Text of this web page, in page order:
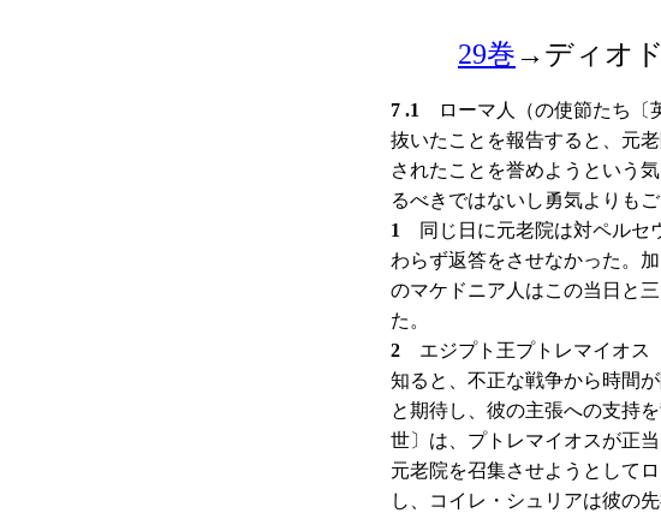
29巻→ディオ
7 .1
ローマ人（の使節たち〔
抜いたことを報告すると、元
されたことを誉めようという
るべきではないし勇気よりも
1
同じ日に元老院は対ペルセ
わらず返答をさせなかった。
のマケドニア人はこの当日と
た。
2 エジプト王プトレマイオス
知ると、不正な戦争から時間
と期待し、彼の主張への支持
世〕は、プトレマイオスが正
元老院を召集させようとして
し、コイレ・シュリアは彼の